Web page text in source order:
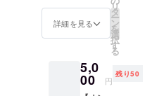
をお届
け致し
ます。
期間終
心を込
めたお
礼の
詳細を見る
リ
タ
ー
ン
を
選
択
す
る
5,0
00 円
残り50